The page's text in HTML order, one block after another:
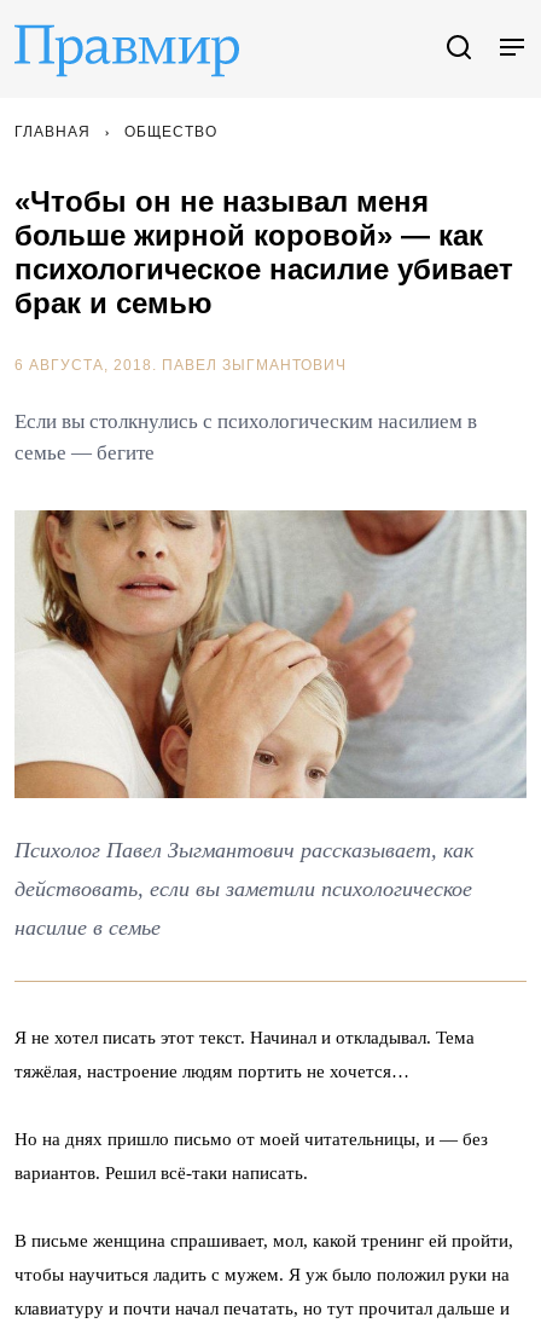
ГЛАВНАЯ ОБЩЕСТВО
«Чтобы он не называл меня
больше жирной коровой» — как
психологическое насилие убивает
брак и семью
6 АВГУСТА, 2018. ПАВЕЛ ЗЫГМАНТОВИЧ
Если вы столкнулись с психологическим насилием в
семье — бегите
Психолог Павел Зыгмантович рассказывает, как
действовать, если вы заметили психологическое
насилие в семье
Я не хотел писать этот текст. Начинал и откладывал. Тема
тяжёлая, настроение людям портить не хочется…
Но на днях пришло письмо от моей читательницы, и — без
вариантов. Решил всё-таки написать.
В письме женщина спрашивает, мол, какой тренинг ей пройти,
чтобы научиться ладить с мужем. Я уж было положил руки на
клавиатуру и почти начал печатать, но тут прочитал дальше и